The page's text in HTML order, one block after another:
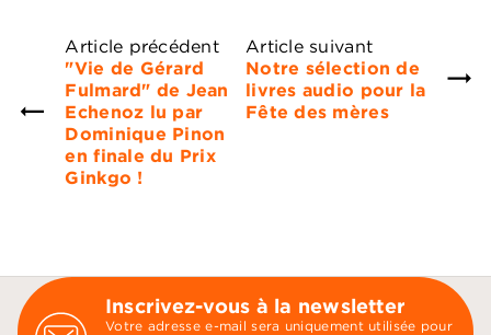
Article précédent
"Vie de Gérard
Fulmard" de Jean
Echenoz lu par
Dominique Pinon
en finale du Prix
Ginkgo !
Article suivant
Notre sélection de
livres audio pour la
Fête des mères
Inscrivez-vous à la newsletter
Votre adresse e-mail sera uniquement utilisée pour